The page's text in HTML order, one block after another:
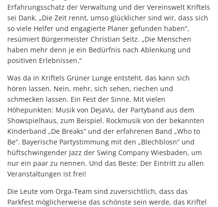
Erfahrungsschatz der Verwaltung und der Vereinswelt Kriftels
sei Dank. „Die Zeit rennt, umso glücklicher sind wir, dass sich
so viele Helfer und engagierte Planer gefunden haben“,
resümiert Bürgermeister Christian Seitz. „Die Menschen
haben mehr denn je ein Bedürfnis nach Ablenkung und
positiven Erlebnissen.“
Was da in Kriftels Grüner Lunge entsteht, das kann sich
hören lassen. Nein, mehr, sich sehen, riechen und
schmecken lassen. Ein Fest der Sinne. Mit vielen
Höhepunkten: Musik von DejaVu, der Partyband aus dem
Showspielhaus, zum Beispiel. Rockmusik von der bekannten
Kinderband „De Breaks“ und der erfahrenen Band „Who to
Be“. Bayerische Partystimmung mit den „Blechblosn“ und
hüftschwingender Jazz der Swing Company Wiesbaden, um
nur ein paar zu nennen. Und das Beste: Der Eintritt zu allen
Veranstaltungen ist frei!
Die Leute vom Orga-Team sind zuversichtlich, dass das
Parkfest möglicherweise das schönste sein werde, das Kriftel